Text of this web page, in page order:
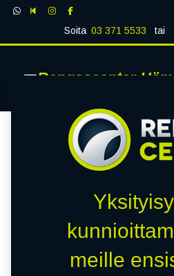
Soita 03 371 5533 tai
Rengascenter
meille